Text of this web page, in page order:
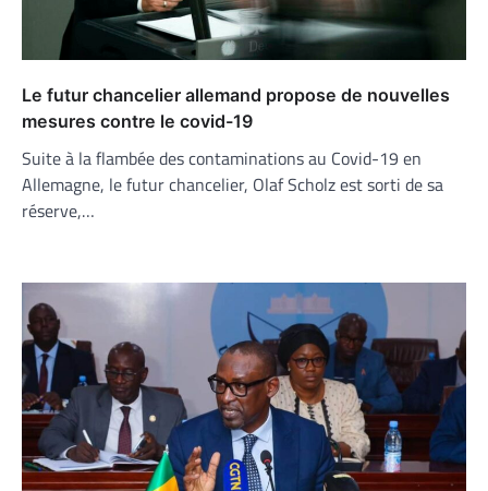
Le futur chancelier allemand propose de nouvelles
mesures contre le covid-19
Suite à la flambée des contaminations au Covid-19 en
Allemagne, le futur chancelier, Olaf Scholz est sorti de sa
réserve,…